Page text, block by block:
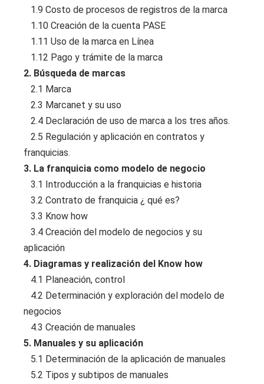
1.9 Costo de procesos de registros de la marca
1.10 Creación de la cuenta PASE
1.11 Uso de la marca en Línea
1.12 Pago y trámite de la marca
2. Búsqueda de marcas
2.1 Marca
2.3 Marcanet y su uso
2.4 Declaración de uso de marca a los tres años.
2.5 Regulación y aplicación en contratos y
franquicias.
3. La franquicia como modelo de negocio
3.1 Introducción a la franquicias e historia
3.2 Contrato de franquicia ¿ qué es?
3.3 Know how
3.4 Creación del modelo de negocios y su
aplicación
4. Diagramas y realización del Know how
4.1 Planeación, control
4.2 Determinación y exploración del modelo de
negocios
4.3 Creación de manuales
5. Manuales y su aplicación
5.1 Determinación de la aplicación de manuales
5.2 Tipos y subtipos de manuales